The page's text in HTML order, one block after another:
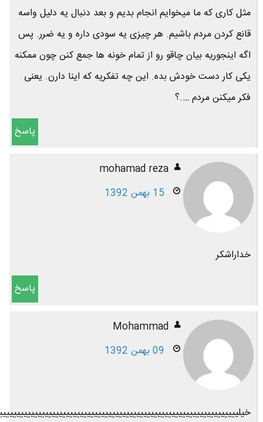
مثل کاری که ما میخوایم انجام بدیم و بعد دنبال یه دلیل واسه
قانع کردن مردم باشیم. هر چیزی یه سودی داره و یه ضرر. پس
اگه اینجوریه بیان چاقو رو از تمام خونه ها جمع کنن چون ممکنه
یکی کار دست خودش بده. این چه تفکریه که اینا دارن. یعنی
فکر میکنن مردم ….؟
پاسخ
mohamad reza
15 بهمن 1392
خداراشکر
پاسخ
Mohammad
09 بهمن 1392